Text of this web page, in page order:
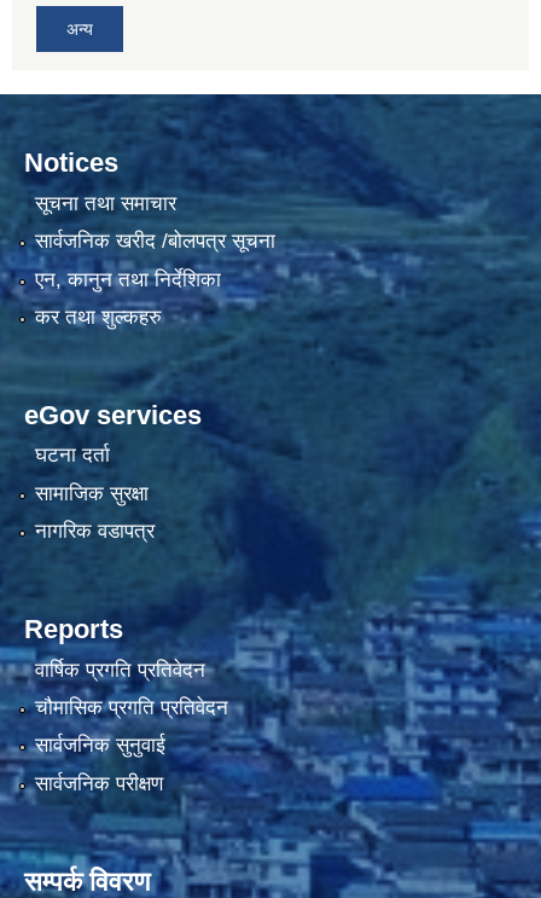
अन्य
Notices
सूचना तथा समाचार
सार्वजनिक खरीद /बोलपत्र सूचना
एन, कानुन तथा निर्देशिका
कर तथा शुल्कहरु
eGov services
घटना दर्ता
सामाजिक सुरक्षा
नागरिक वडापत्र
Reports
वार्षिक प्रगति प्रतिवेदन
चौमासिक प्रगति प्रतिवेदन
सार्वजनिक सुनुवाई
सार्वजनिक परीक्षण
सम्पर्क विवरण